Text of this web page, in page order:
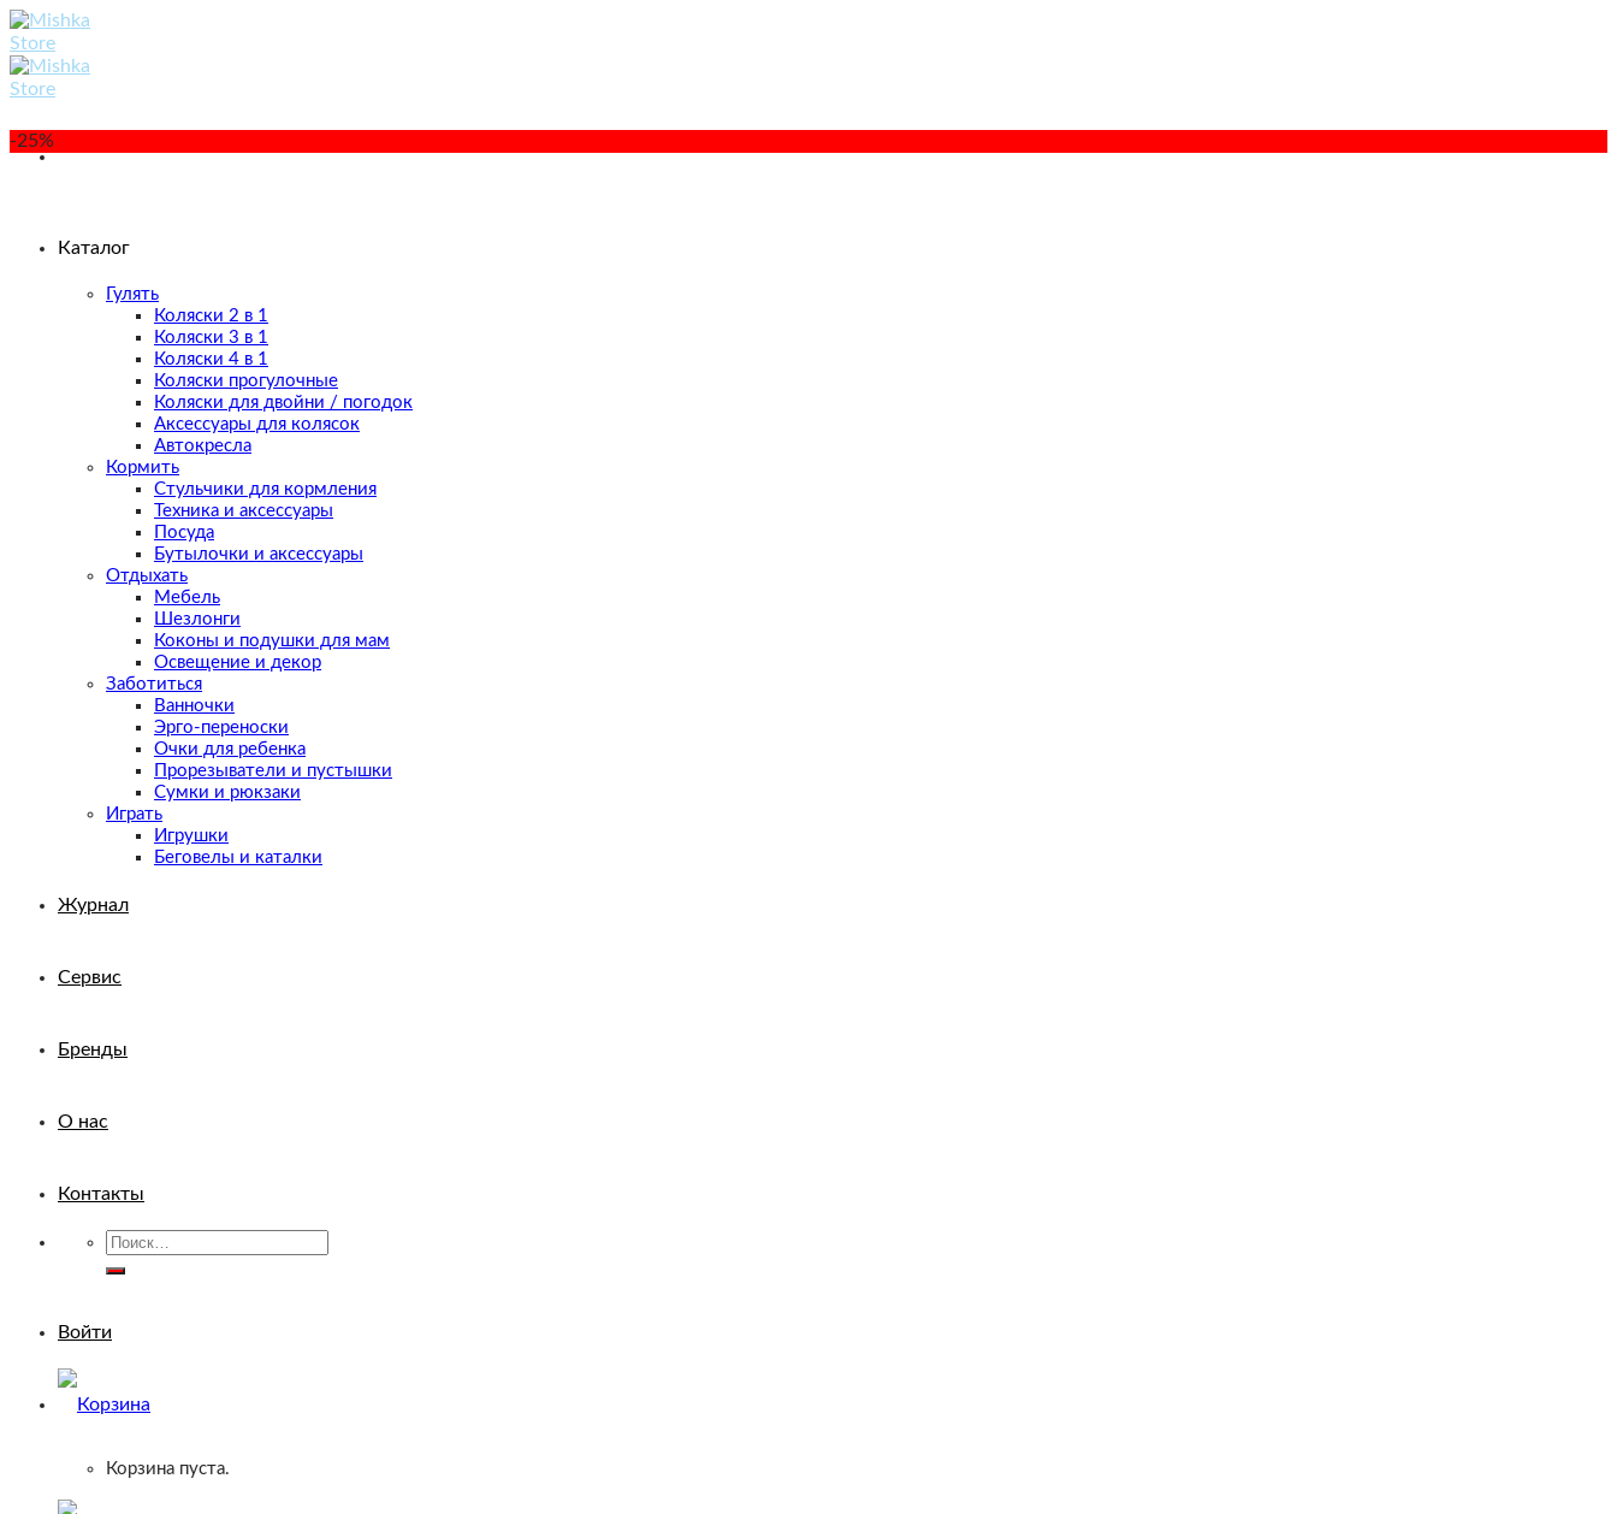
Skip
to
content
Каталог
Гулять
Коляски 2 в 1
Коляски 3 в 1
Коляски 4 в 1
Коляски прогулочные
Коляски для двойни / погодок
Аксессуары для колясок
Автокресла
Кормить
Стульчики для кормления
Техника и аксессуары
Посуда
Бутылочки и аксессуары
Отдыхать
Мебель
Шезлонги
Коконы и подушки для мам
Освещение и декор
Заботиться
Ванночки
Эрго-переноски
Очки для ребенка
Прорезыватели и пустышки
Сумки и рюкзаки
Играть
Игрушки
Беговелы и каталки
Журнал
Сервис
Бренды
О нас
Контакты
Искать:
Войти
Корзина пуста.
-25%